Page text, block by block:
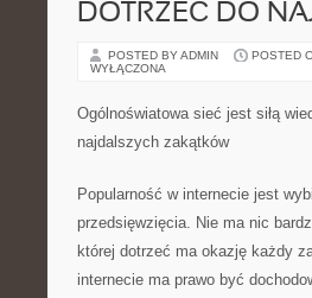
DOTRZEĆ DO
POSTED BY ADMIN POSTED
WYŁĄCZONA
Ogólnoświatowa sieć jest siłą
najdalszych zakątków
Popularność w internecie jest
przedsięwzięcia. Nie ma nic
której dotrzeć ma okazję każdy
internecie ma prawo być